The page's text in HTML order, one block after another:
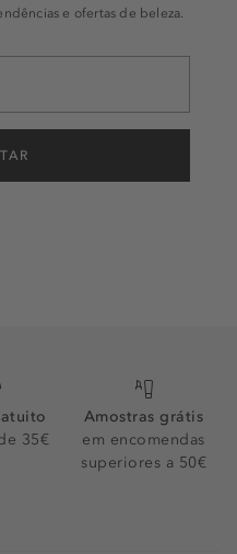
e ofertas de beleza.
35€
Amostras grátis
em encomendas
superiores a 50€